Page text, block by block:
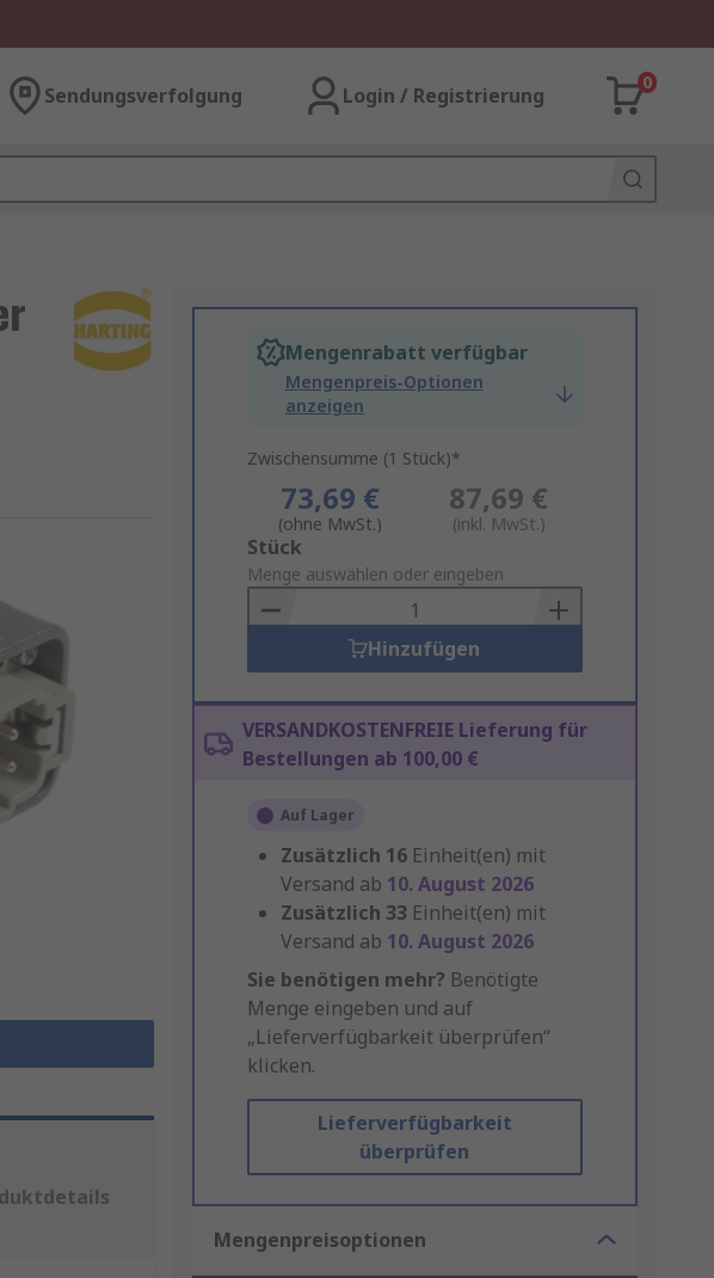
Sendungsverfolgung Login / Registrierung
0
Mengenrabatt verfügbar
Mengenpreis-Optionen
anzeigen
Zwischensumme (1 Stück)*
73,69 €
(ohne MwSt.)
87,69 €
(inkl. MwSt.)
Add
to
Basket
Stück
Menge auswählen oder eingeben
Hinzufügen
VERSANDKOSTENFREIE Lieferung für
Bestellungen ab 100,00 €
Auf Lager
Zusätzlich 16 Einheit(en) mit
Versand ab 10. August 2026
Zusätzlich 33 Einheit(en) mit
Versand ab 10. August 2026
Sie benötigen mehr? Benötigte
Menge eingeben und auf
„Lieferverfügbarkeit überprüfen“
klicken.
Lieferverfügbarkeit
überprüfen
Mengenpreisoptionen